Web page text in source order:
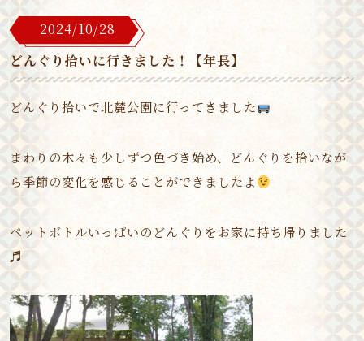
2024/10/28
どんぐり拾いに行きました！【年長】
どんぐり拾いで北麓公園に行ってきました
まわりの木々も少しずつ色づき始め、どんぐりを拾いなが
ら季節の変化を感じることができましたよ
ペットボトルいっぱいのどんぐりをお家に持ち帰りました
♬